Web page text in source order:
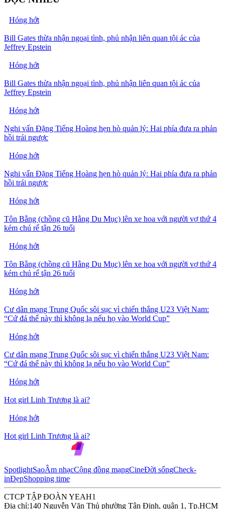
Hóng hớt
Bill Gates thừa nhận ngoại tình, phủ nhận liên quan tội ác của
Jeffrey Epstein
Hóng hớt
Bill Gates thừa nhận ngoại tình, phủ nhận liên quan tội ác của
Jeffrey Epstein
Hóng hớt
Nghi vấn Đặng Tiếng Hoàng hẹn hò quản lý: Hai phía đưa ra phản
hồi trái ngược
Hóng hớt
Nghi vấn Đặng Tiếng Hoàng hẹn hò quản lý: Hai phía đưa ra phản
hồi trái ngược
Hóng hớt
Tôn Bằng (chồng cũ Hằng Du Mục) lên xe hoa với người vợ thứ 4
kém chú rể tận 26 tuổi
Hóng hớt
Tôn Bằng (chồng cũ Hằng Du Mục) lên xe hoa với người vợ thứ 4
kém chú rể tận 26 tuổi
Hóng hớt
Cư dân mạng Trung Quốc sôi sục vì chiến thắng U23 Việt Nam:
“Cứ đá thế này thì không lạ nếu họ vào World Cup”
Hóng hớt
Cư dân mạng Trung Quốc sôi sục vì chiến thắng U23 Việt Nam:
“Cứ đá thế này thì không lạ nếu họ vào World Cup”
Hóng hớt
Hot girl Linh Trương là ai?
Hóng hớt
Hot girl Linh Trương là ai?
SpotlightSaoÂm nhạcCộng đồng mạngCineĐời sốngCheck-
inĐẹpShopping time
CTCP TẬP ĐOÀN YEAH1
Địa chỉ:140 Nguyễn Văn Thủ phường Tân Định, quận 1, Tp.HCM